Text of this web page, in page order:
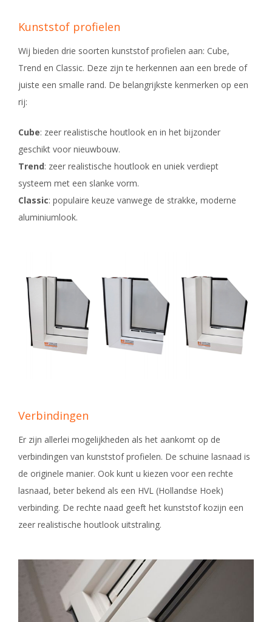
Kunststof profielen
Wij bieden drie soorten kunststof profielen aan: Cube,
Trend en Classic. Deze zijn te herkennen aan een brede of
juiste een smalle rand. De belangrijkste kenmerken op een
rij:
Cube: zeer realistische houtlook en in het bijzonder
geschikt voor nieuwbouw.
Trend: zeer realistische houtlook en uniek verdiept
systeem met een slanke vorm.
Classic: populaire keuze vanwege de strakke, moderne
aluminiumlook.
Verbindingen
Er zijn allerlei mogelijkheden als het aankomt op de
verbindingen van kunststof profielen. De schuine lasnaad is
de originele manier. Ook kunt u kiezen voor een rechte
lasnaad, beter bekend als een HVL (Hollandse Hoek)
verbinding. De rechte naad geeft het kunststof kozijn een
zeer realistische houtlook uitstraling.